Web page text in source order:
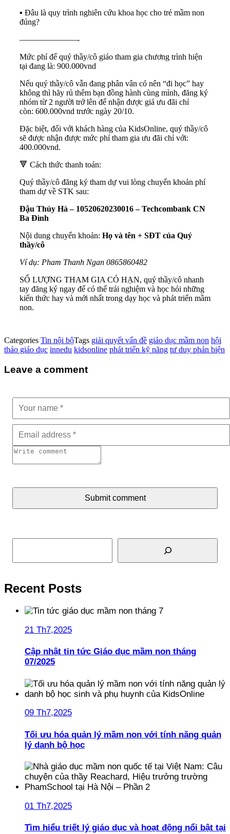
▪️ Đâu là quy trình nghiên cứu khoa học cho trẻ mầm non
đúng?
———————-
Mức phí để quý thầy/cô giáo tham gia chương trình hiện
tại đang là: 900.000vnd
Nếu quý thầy/cô vẫn đang phân vân có nên “đi học” hay
không thì hãy rủ thêm bạn đồng hành cùng mình, đăng ký
nhóm từ 2 người trở lên để nhận được giá ưu đãi chỉ
còn: 600.000vnd trước ngày 20/10.
Đặc biệt, đối với khách hàng của KidsOnline, quý thầy/cô
sẽ được nhận được mức phí tham gia ưu đãi chỉ với:
400.000vnd.
🔻 Cách thức thanh toán:
Quý thầy/cô đăng ký tham dự vui lòng chuyển khoản phí
tham dự về STK sau:
Đậu Thúy Hà – 10520620230016 – Techcombank CN
Ba Đình
Nội dung chuyển khoản: Họ và tên + SĐT của Quý
thầy/cô
Ví dụ: Pham Thanh Ngan 0865860482
SỐ LƯỢNG THAM GIA CÓ HẠN, quý thầy/cô nhanh
tay đăng ký ngay để có thể trải nghiệm và học hỏi những
kiến thức hay và mới nhất trong dạy học và phát triển mầm
non.
Categories Tin nội bộTags giải quyết vấn đề giáo dục mầm non hội
thảo giáo dục innedu kidsonline phát triển kỹ năng tư duy phản biện
Leave a comment
Submit comment
Tìm kiếm
Recent Posts
21 Th7,2025
Cập nhật tin tức Giáo dục mầm non tháng
07/2025
09 Th7,2025
Tối ưu hóa quản lý mầm non với tính năng quản
lý danh bộ học
01 Th7,2025
Tìm hiểu triết lý giáo dục và hoạt động nổi bật tại